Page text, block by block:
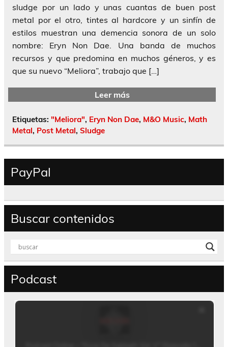
sludge por un lado y unas cuantas de buen post
metal por el otro, tintes al hardcore y un sinfín de
estilos muestran una demencia sonora de un solo
nombre: Eryn Non Dae. Una banda de muchos
recursos y que predomina en muchos géneros, y es
que su nuevo “Meliora”, trabajo que […]
Leer más
Etiquetas: "Meliora", Eryn Non Dae, M&O Music, Math
Metal, Post Metal, Sludge
PayPal
Buscar contenidos
Podcast